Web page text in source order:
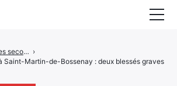
Actualités des secours ›
Saint-Martin-de-Bossenay : deux blessés graves